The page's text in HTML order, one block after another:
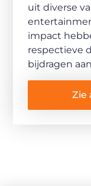
uit diverse
impact
respectieve
bijdragen
Zie